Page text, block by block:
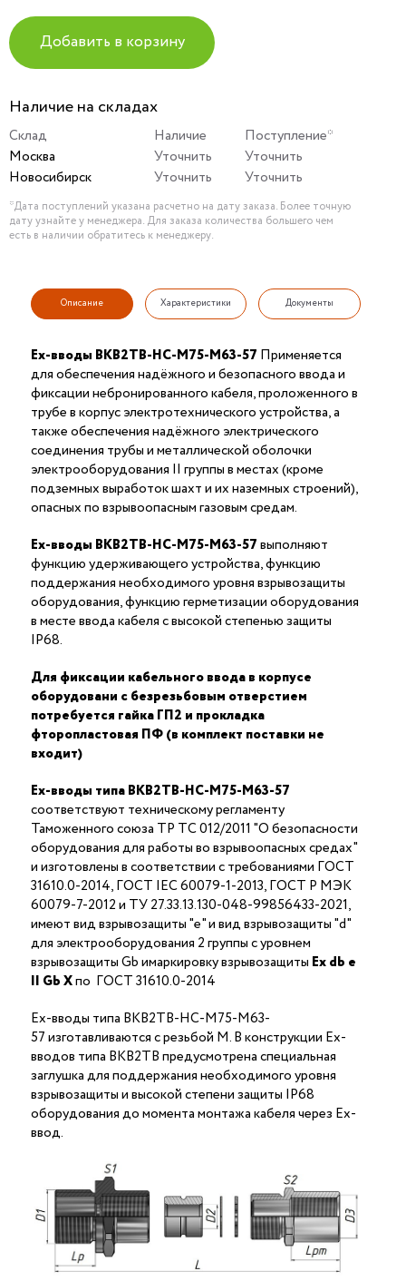
Добавить в корзину
Наличие на складах
Склад Наличие
Поступление*
Москва
Уточнить
Уточнить
Новосибирск
Уточнить Уточнить
*Дата поступлений указана расчетно на дату заказа. Более точную
дату узнайте у менеджера. Для заказа количества большего чем
есть в наличии обратитесь к менеджеру.
Описание Характеристики Документы
Ex-вводы ВКВ2ТВ-НС-М75-М63-57 Применяется
для обеспечения надёжного и безопасного ввода и
фиксации небронированного кабеля, проложенного в
трубе в корпус электротехнического устройства, а
также обеспечения надёжного электрического
соединения трубы и металлической оболочки
электрооборудования II группы в местах (кроме
подземных выработок шахт и их наземных строений),
опасных по взрывоопасным газовым средам.
Ex-вводы ВКВ2ТВ-НС-М75-М63-57выполняют
функцию удерживающего устройства, функцию
поддержания необходимого уровня взрывозащиты
оборудования, функцию герметизации оборудования
в месте ввода кабеля с высокой степенью защиты
IP68.
Для фиксации кабельного ввода в корпусе
оборудовани с безрезьбовым отверстием
потребуется гайка ГП2 и прокладка
фторопластовая ПФ (в комплект поставки не
входит)
Ex-вводы типа ВКВ2ТВ-НС-М75-М63-57
соответствуют техническому регламенту
Таможенного союза ТР ТС 012/2011 "О безопасности
оборудования для работы во взрывоопасных средах"
и изготовлены в соответствии с требованиями ГОСТ
31610.0-2014, ГОСТ IEC 60079-1-2013, ГОСТ Р МЭК
60079-7-2012 и ТУ 27.33.13.130-048-99856433-2021,
имеют вид взрывозащиты "е" и вид взрывозащиты "d"
для электрооборудования 2 группы с уровнем
взрывозащиты Gb имаркировку взрывозащиты Ехdb е
II Gb Xпо ГОСТ 31610.0-2014
Ex-вводы типа ВКВ2ТВ-НС-М75-М63-
57 изготавливаются с резьбой M. В конструкции Ex-
вводов типа ВКВ2ТВ предусмотрена специальная
заглушка для поддержания необходимого уровня
взрывозащиты и высокой степени защиты IP68
оборудования до момента монтажа кабеля через Ex-
ввод.